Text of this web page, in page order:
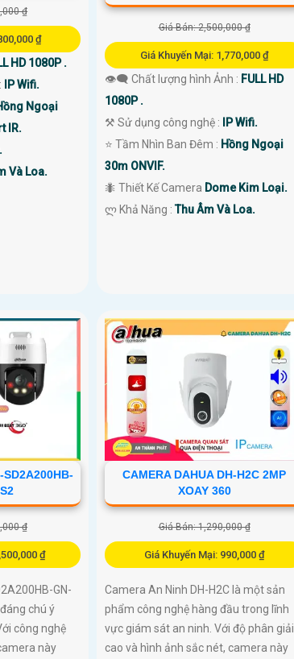
₫
₫
HD 1080P .
IP Wifi.
Ngoại
IR.
Và Loa.
Giá Bán: 2,500,000 ₫
Giá Khuyến Mại: 1,770,000 ₫
👁️‍🗨 Chất lượng hình Ảnh : FULL HD
1080P .
⚒ Sử dụng công nghệ :
IP Wifi.
⭐ Tầm Nhìn Ban Đêm : Hồng Ngoại
30m ONVIF.
🐜 Thiết Kế Camera Dome Kim Loại.
️ლ Khả Năng :Thu Âm Và Loa.
SD2A200HB-
₫
₫
GN-
chú ý
công nghệ
này
CAMERA DAHUA DH-H2C 2MP
XOAY 360
Giá Bán: 1,290,000 ₫
Giá Khuyến Mại: 990,000 ₫
Camera An Ninh DH-H2C là một sản
phẩm công nghệ hàng đầu trong lĩnh
vực giám sát an ninh. Với độ phân giải
cao và hình ảnh sắc nét, camera này